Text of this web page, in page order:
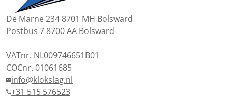
De Marne 234 8701 MH Bolsward
Postbus 7 8700 AA Bolsward
VATnr. NL009746651B01
COCnr. 01061685
info@klokslag.nl
+31 515 576523